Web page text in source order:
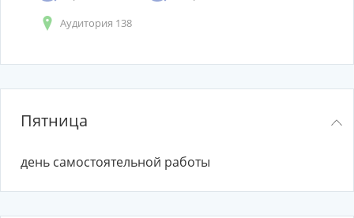
Аудитория 138
Пятница
день самостоятельной работы